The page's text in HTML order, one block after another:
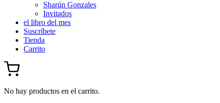
Sharún Gonzales
Invitados
el libro del mes
Suscríbete
Tienda
Carrito
No hay productos en el carrito.